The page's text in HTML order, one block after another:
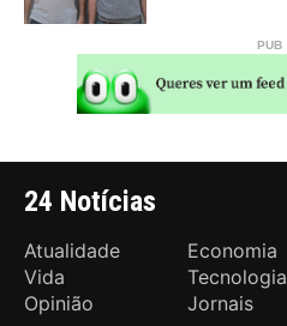
24 Notícias
Atualidade Economia
Vida
Tecnologia
Opinião
Jornais